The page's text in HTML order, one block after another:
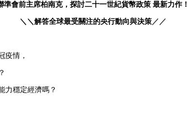
準會前主席柏南克，探討二十一世紀貨幣政策 最新力作！
＼＼解答全球最受關注的央行動向與決策／／
疫情，
力穩定經濟嗎？